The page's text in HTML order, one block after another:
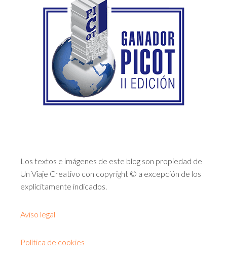
Los textos e imágenes de este blog son propiedad de
Un Viaje Creativo con copyright © a excepción de los
explícitamente indicados.
Aviso legal
Política de cookies